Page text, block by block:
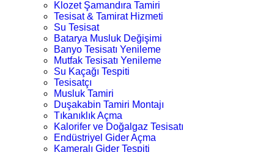
Klozet Şamandıra Tamiri
Tesisat & Tamirat Hizmeti
Su Tesisat
Batarya Musluk Değişimi
Banyo Tesisatı Yenileme
Mutfak Tesisatı Yenileme
Su Kaçağı Tespiti
Tesisatçı
Musluk Tamiri
Duşakabin Tamiri Montajı
Tıkanıklık Açma
Kalorifer ve Doğalgaz Tesisatı
Endüstriyel Gider Açma
Kameralı Gider Tespiti